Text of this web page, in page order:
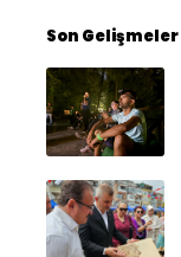
Son Gelişmeler